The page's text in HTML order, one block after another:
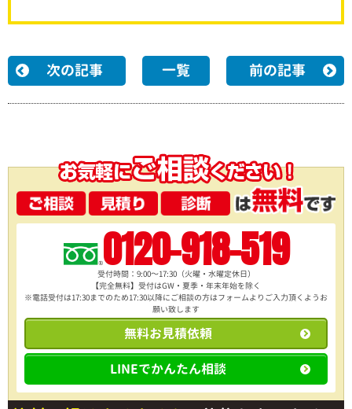
次の記事 一覧 前の記事
0120-918-519
受付時間：9:00～17:30（火曜・水曜定休日）
【完全無料】受付はGW・夏季・年末年始を除く
※電話受付は17:30までのため17:30以降にご相談の方はフォームよりご入力頂くようお
願い致します
無料お見積依頼
LINEでかんたん相談